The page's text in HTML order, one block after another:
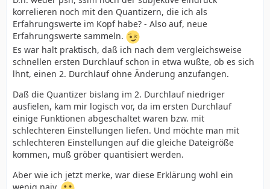
korrelieren noch mit den Quantizern, die ich als
Erfahrungswerte im Kopf habe? - Also auf, neue
Erfahrungswerte sammeln.
Es war halt praktisch, daß ich nach dem vergleichsweise
schnellen ersten Durchlauf schon in etwa wußte, ob es sich
lhnt, einen 2. Durchlauf ohne Änderung anzufangen.
Daß die Quantizer bislang im 2. Durchlauf niedriger
ausfielen, kam mir logisch vor, da im ersten Durchlauf
einige Funktionen abgeschaltet waren bzw. mit
schlechteren Einstellungen liefen. Und möchte man mit
schlechteren Einstellungen auf die gleiche Dateigröße
kommen, muß gröber quantisiert werden.
Aber wie ich jetzt merke, war diese Erklärung wohl ein